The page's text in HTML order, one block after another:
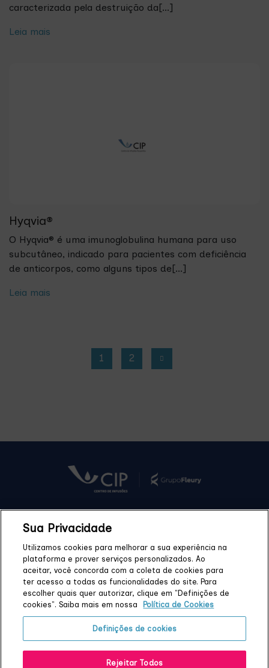
caracterizada pela destruição da[...]
Leia mais
Hyqvia®
O Hyqvia® é uma imunoglobulina humana para uso
subcutâneo, indicado para pacientes com deficiência
de anticorpos, como alguns tipos de[...]
Leia mais
1 2
Quem Somos Blog Unidades Tratamentos
Medicamentos Convênios Fale Conosco
© 2026 CIP - Todos os direitos reservados
Portal de Privacidade
Fonte de Financiamento
Direitos e Responsabilidades dos Pacientes
Sua Privacidade
Utilizamos cookies para melhorar a sua experiência na
plataforma e prover serviços personalizados. Ao
aceitar, você concorda com a coleta de cookies para
ter acesso a todas as funcionalidades do site. Para
escolher quais quer autorizar, clique em "Definições de
cookies". Saiba mais em nossa
Política de Cookies
Definições de cookies
Rejeitar Todos